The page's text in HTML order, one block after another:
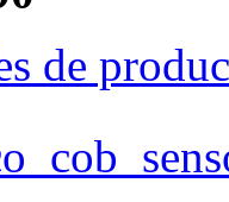
de